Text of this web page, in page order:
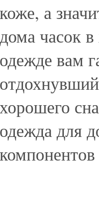
коже, а
дома часок
одежде вам
хорошего
одежда для